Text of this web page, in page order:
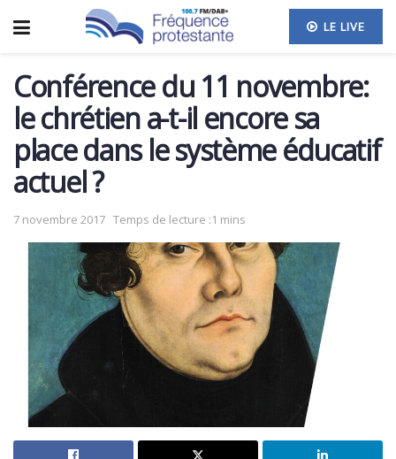
LE LIVE
Conférence du 11 novembre:
le chrétien a-t-il encore sa
place dans le système éducatif
actuel ?
7 novembre 2017 Temps de lecture :1 mins